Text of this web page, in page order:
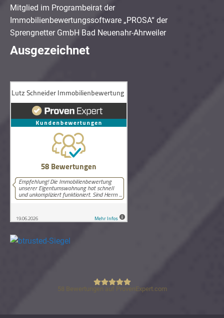
Mitglied im Programbeirat der
Immobilienbewertungssoftware „PROSA“ der
Sprengnetter GmbH Bad Neuenahr-Ahrweiler
Ausgezeichnet
Lutz Schneider Immobilienbewertung
58 Bewertungen auf ProvenExpert.com